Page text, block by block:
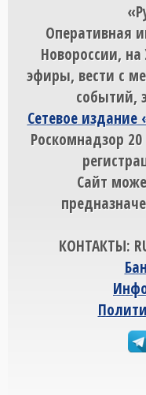
Оперативная
Новороссии,
эфиры, вести с
событий,
Сетевое издание
Роскомнадзор 20
Сайт
КОНТАКТЫ: